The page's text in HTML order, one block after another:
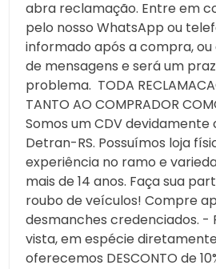
abra reclamação. Entre em
pelo nosso WhatsApp ou
informado após a compra,
de mensagens e será um
problema. TODA
TANTO AO COMPRADOR
Somos um CDV
Detran-RS. Possuímos loja
experiência no ramo e
mais de 14 anos. Faça sua
roubo de veículos! Compre
desmanches credenciados. -
vista, em espécie
oferecemos DESCONTO de